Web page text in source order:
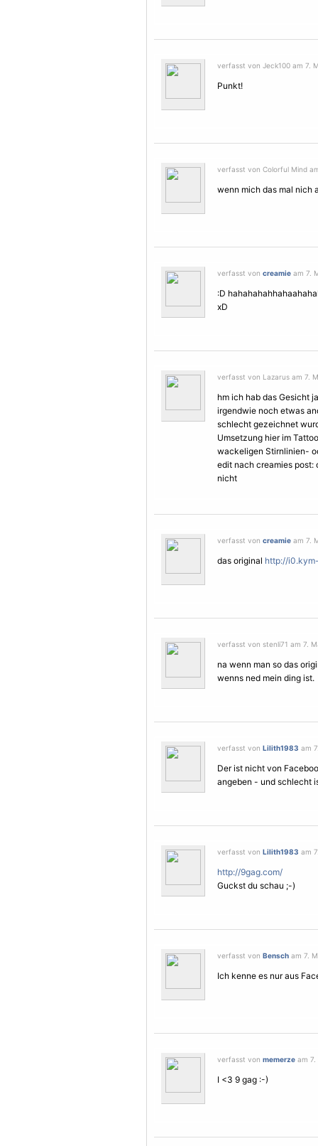
verfasst von Jeck100 am 7.
Punkt!
verfasst von Colorful Mind
wenn mich das mal nich
verfasst von creamie am 7.
:D
xD
verfasst von Lazarus am 7.
hm ich hab das Gesicht
irgendwie noch etwas
schlecht gezeichnet
Umsetzung hier im
wackeligen Stirnlinien-
edit nach creamies post:
nicht
verfasst von creamie am 7.
das original http://
verfasst von stenli71 am 7.
na wenn man so das
wenns ned mein ding ist.
verfasst von Lilith1983 am
Der ist nicht von
angeben - und schlecht
verfasst von Lilith1983 am
http://9gag.com/
Guckst du schau ;-)
verfasst von Bensch am 7.
Ich kenne es nur aus
verfasst von memerze am 7.
I <3 9 gag :-)